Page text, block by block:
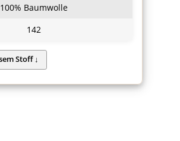
100% Baumwolle
142